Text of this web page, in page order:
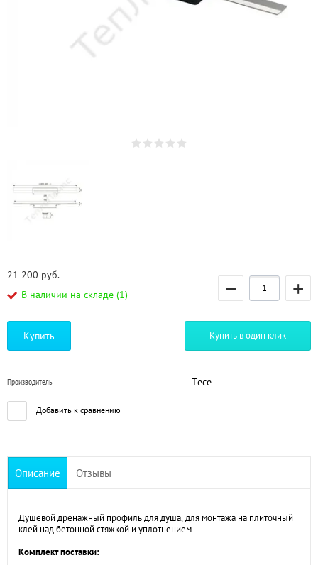
21 200 руб.
В наличии на складе (1)
− +
Купить Купить в один клик
Производитель Tece
Добавить к сравнению
Описание Отзывы
Душевой дренажный профиль для душа, для монтажа на плиточный
клей над бетонной стяжкой и уплотнением.
Комплект поставки: